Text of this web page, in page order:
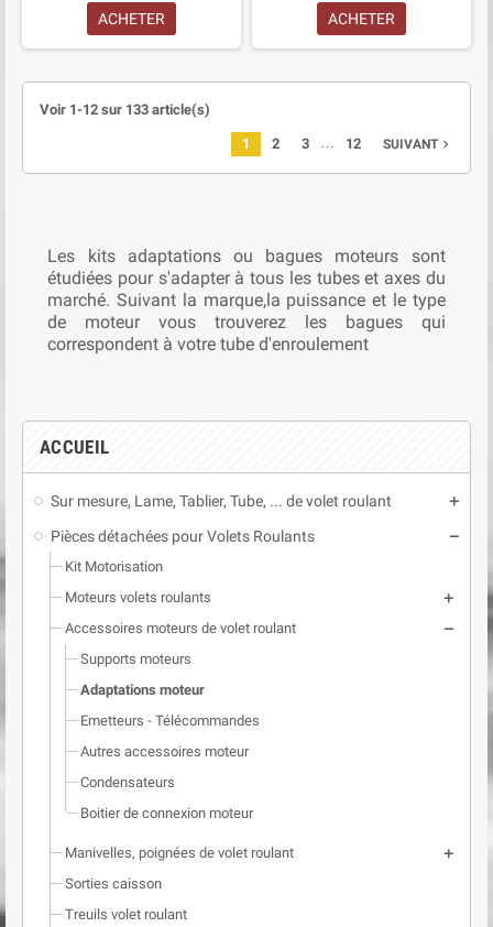
ACCUEIL
Sur mesure, Lame, Tablier, Tube, ... de volet roulant add
Pièces détachées pour Volets Roulants remove
Kit Motorisation
Moteurs volets roulants
add
Accessoires moteurs de volet roulant remove
Supports moteurs
Adaptations moteur
Emetteurs - Télécommandes
Autres accessoires moteur
Condensateurs
Boitier de connexion moteur
Manivelles, poignées de volet roulant add
Sorties caisson
Treuils volet roulant
ACHETER ACHETER
Voir 1-12 sur 133 article(s)
1 2 3 … 12 SUIVANTnavigate_next
Les kits adaptations ou bagues moteurs sont
étudiées pour s'adapter à tous les tubes et axes du
marché. Suivant la marque,la puissance et le type
de moteur vous trouverez les bagues qui
correspondent à votre tube d'enroulement